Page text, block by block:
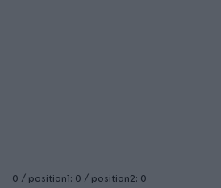
0 / position1: 0 / position2: 0